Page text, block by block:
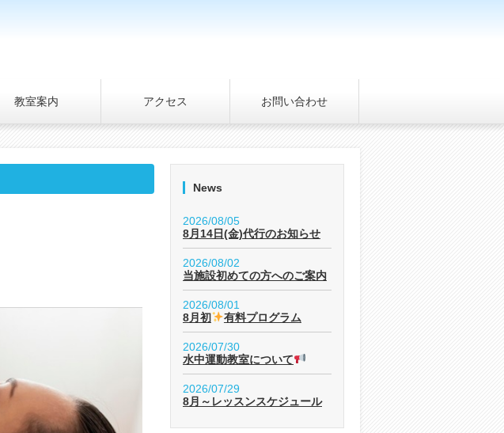
教室案内 アクセス お問い合わせ
News
2026/08/05
8月14日(金)代行のお知らせ
2026/08/02
当施設初めての方へのご案内
2026/08/01
8月初
有料プログラム
2026/07/30
水中運動教室について
2026/07/29
8月～レッスンスケジュール